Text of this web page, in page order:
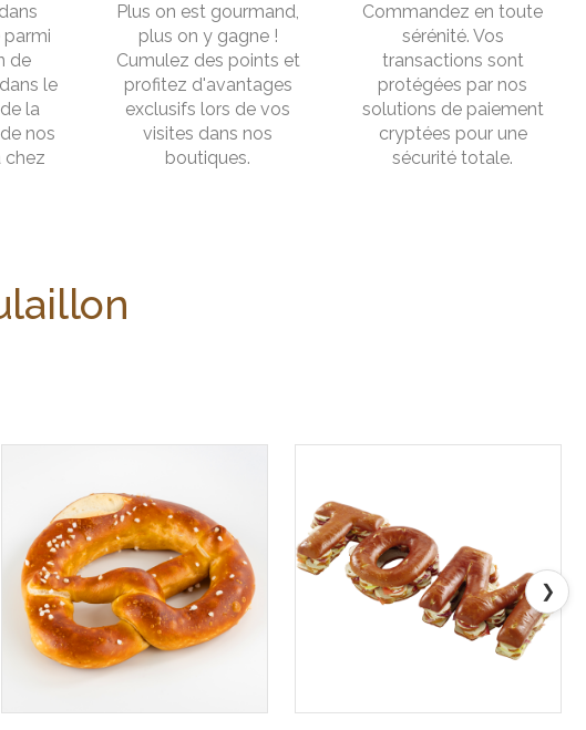
de
le
la
nos
chez
Plus on est gourmand,
plus on y gagne !
Cumulez des points et
profitez d'avantages
exclusifs lors de vos
visites dans nos
boutiques.
Commandez en toute
sérénité. Vos
transactions sont
protégées par nos
solutions de paiement
cryptées pour une
sécurité totale.
❯